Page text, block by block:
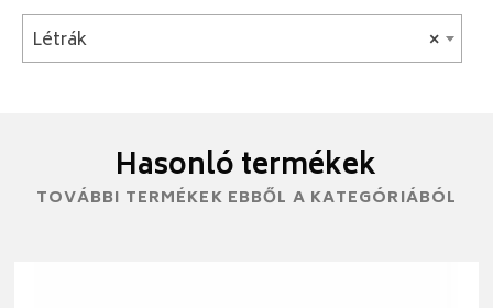
×
Létrák
Hasonló termékek
TOVÁBBI TERMÉKEK EBBŐL A KATEGÓRIÁBÓL